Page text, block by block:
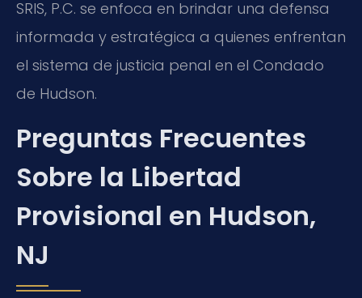
SRIS, P.C. se enfoca en brindar una defensa
informada y estratégica a quienes enfrentan
el sistema de justicia penal en el Condado
de Hudson.
Preguntas Frecuentes
Sobre la Libertad
Provisional en Hudson,
NJ